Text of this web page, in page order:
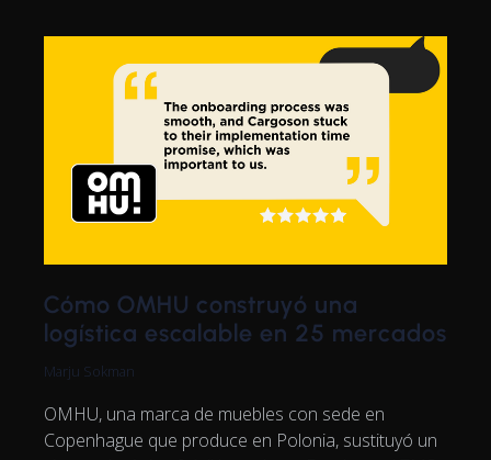
Cómo OMHU construyó una
logística escalable en 25 mercados
Marju Sokman
OMHU, una marca de muebles con sede en
Copenhague que produce en Polonia, sustituyó un